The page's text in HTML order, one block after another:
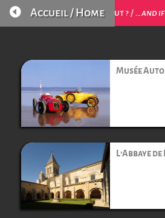
…et s’il pleut ? / …and if
 Accueil / Home
Musée
L’Abbaye